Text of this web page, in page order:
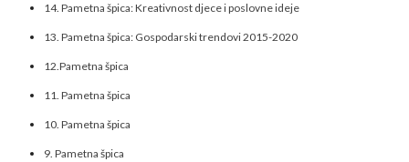
14. Pametna špica: Kreativnost djece i poslovne ideje
13. Pametna špica: Gospodarski trendovi 2015-2020
12.Pametna špica
11. Pametna špica
10. Pametna špica
9. Pametna špica